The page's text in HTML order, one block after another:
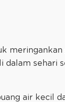
meringankan
dalam sehari
air kecil